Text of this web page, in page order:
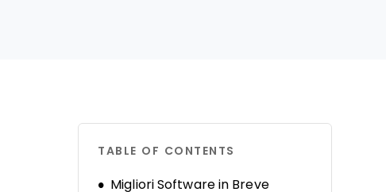
TABLE OF CONTENTS
Migliori Software in Breve